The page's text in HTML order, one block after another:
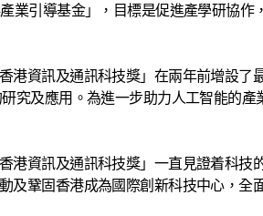
業引導基金」，目標是促進產學研協
港資訊及通訊科技獎」在兩年前增設
究及應用。為進一步助力人工智能的
港資訊及通訊科技獎」一直見證着科
及鞏固香港成為國際創新科技中心，